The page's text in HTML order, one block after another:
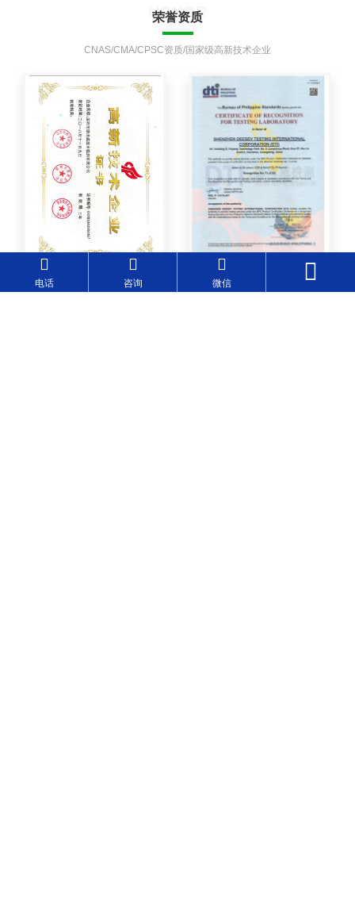
HONOR
荣誉资质
CNAS/CMA/CPSC资质/国家级高新技术企业
电话 咨询 微信